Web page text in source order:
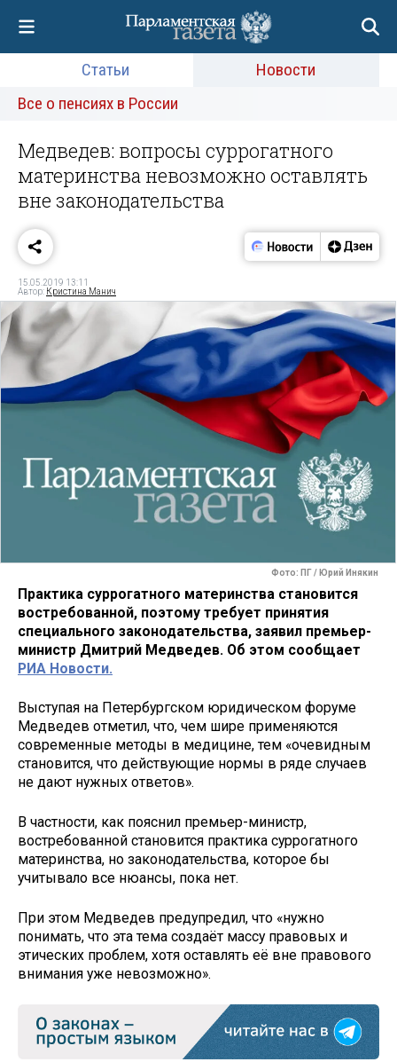
Статьи
Новости
Все о пенсиях в России
Медведев: вопросы суррогатного
материнства невозможно оставлять
вне законодательства
15.05.2019 13:11
Автор: Кристина Манич
Фото: ПГ / Юрий Инякин
Практика суррогатного материнства становится
востребованной, поэтому требует принятия
специального законодательства, заявил премьер-
министр Дмитрий Медведев. Об этом сообщает
РИА Новости.
Выступая на Петербургском юридическом форуме
Медведев отметил, что, чем шире применяются
современные методы в медицине, тем «очевидным
становится, что действующие нормы в ряде случаев
не дают нужных ответов».
В частности, как пояснил премьер-министр,
востребованной становится практика суррогатного
материнства, но законодательства, которое бы
учитывало все нюансы, пока нет.
При этом Медведев предупредил, что «нужно
понимать, что эта тема создаёт массу правовых и
этических проблем, хотя оставлять её вне правового
внимания уже невозможно».